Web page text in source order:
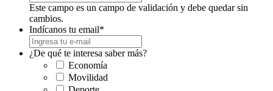
Este campo es un campo de validación y debe quedar sin
cambios.
Indícanos tu email*
¿De qué te interesa saber más?
Economía
Movilidad